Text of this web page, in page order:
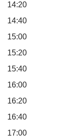
14:20
14:40
15:00
15:20
15:40
16:00
16:20
16:40
17:00